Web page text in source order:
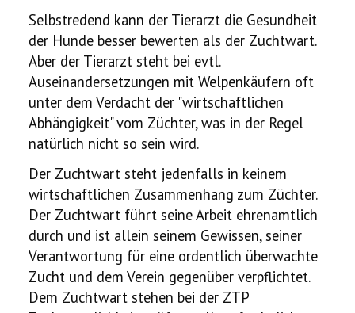
Selbstredend kann der Tierarzt die Gesundheit
der Hunde besser bewerten als der Zuchtwart.
Aber der Tierarzt steht bei evtl.
Auseinandersetzungen mit Welpenkäufern oft
unter dem Verdacht der "wirtschaftlichen
Abhängigkeit" vom Züchter, was in der Regel
natürlich nicht so sein wird.
Der Zuchtwart steht jedenfalls in keinem
wirtschaftlichen Zusammenhang zum Züchter.
Der Zuchtwart führt seine Arbeit ehrenamtlich
durch und ist allein seinem Gewissen, seiner
Verantwortung für eine ordentlich überwachte
Zucht und dem Verein gegenüber verpflichtet.
Dem Zuchtwart stehen bei der ZTP